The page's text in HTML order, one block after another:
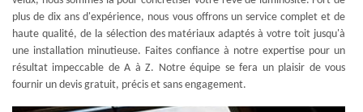
plus de dix ans d'expérience, nous vous offrons un service complet et de
haute qualité, de la sélection des matériaux adaptés à votre toit jusqu'à
une installation minutieuse. Faites confiance à notre expertise pour un
résultat impeccable de A à Z. Notre équipe se fera un plaisir de vous
fournir un devis gratuit, précis et sans engagement.